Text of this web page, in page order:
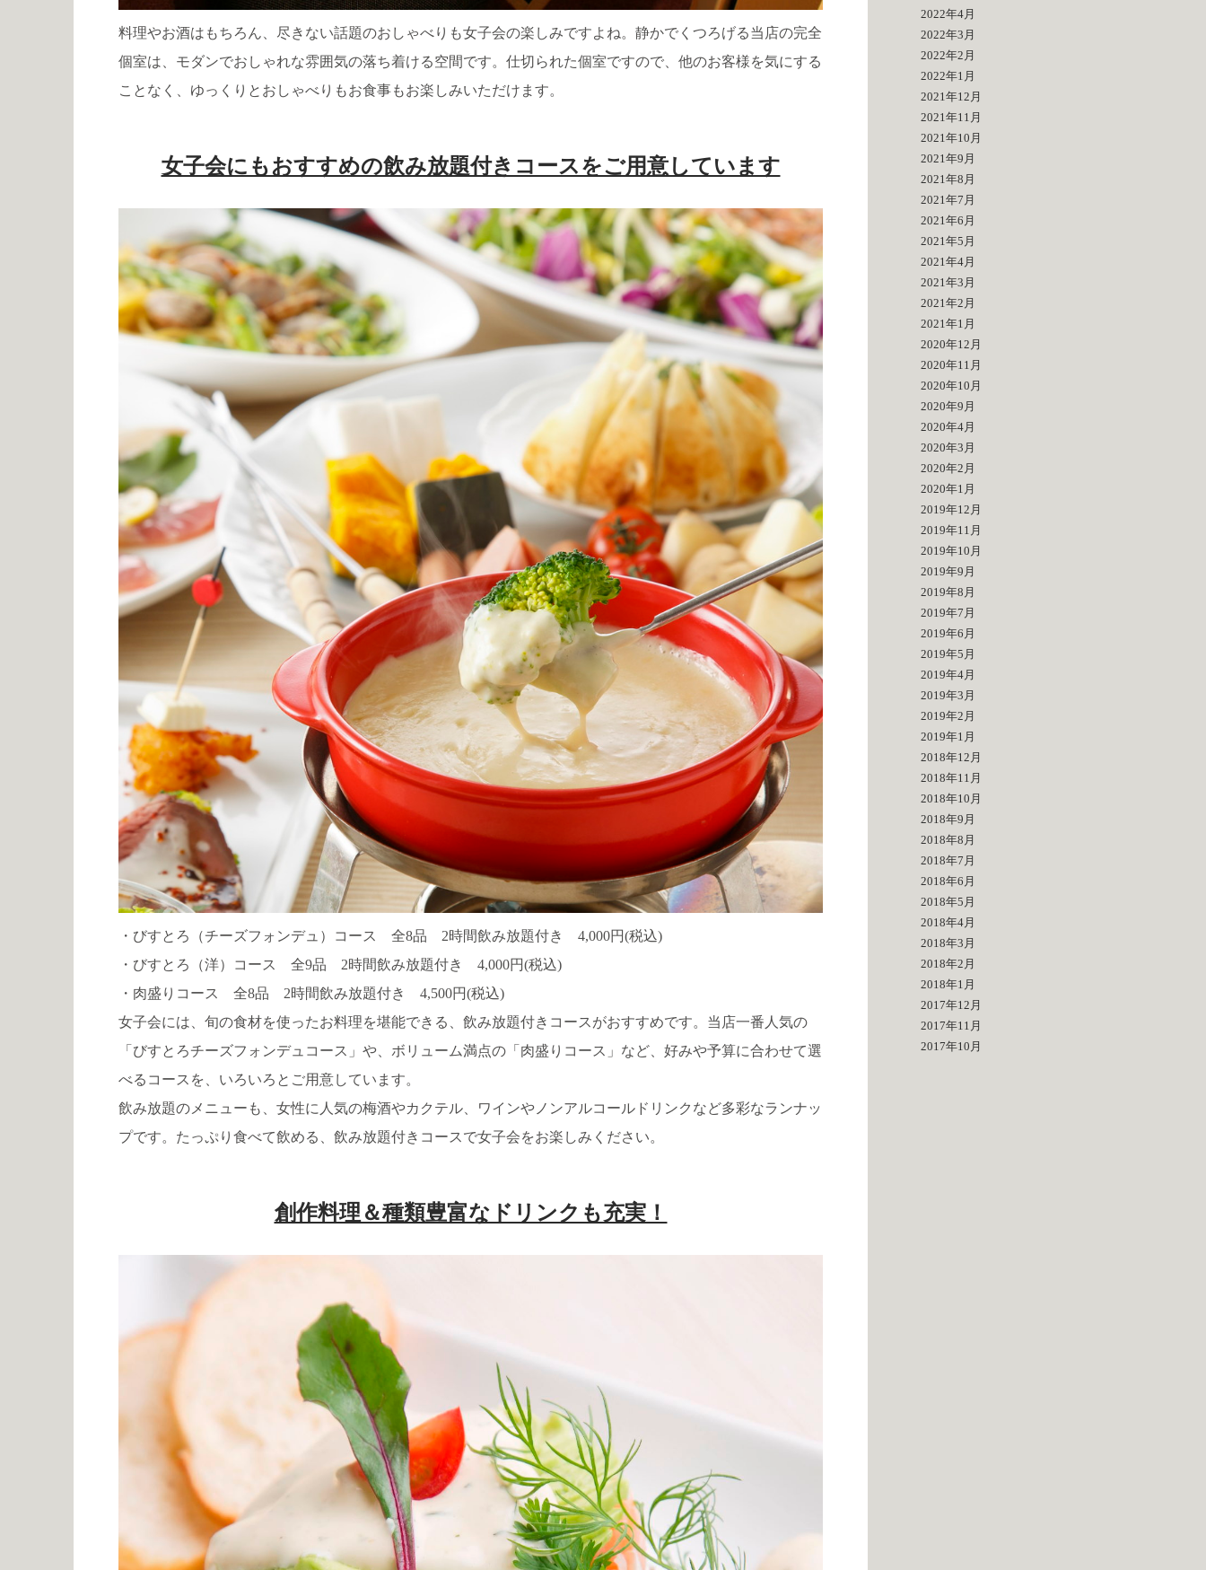
料理やお酒はもちろん、尽きない話題のおしゃべりも女子会の楽しみですよね。静かでくつろげる当店の完全
個室は、モダンでおしゃれな雰囲気の落ち着ける空間です。仕切られた個室ですので、他のお客様を気にする
ことなく、ゆっくりとおしゃべりもお食事もお楽しみいただけます。
女子会にもおすすめの飲み放題付きコースをご用意しています
・ びすとろ（チーズフォンデュ）コース 全8品 2時間飲み放題付き 4,000円(税込)
・ びすとろ（洋）コース 全9品 2時間飲み放題付き 4,000円(税込)
・肉盛りコース 全8品 2時間飲み放題付き 4,500円(税込)
女子会には、旬の食材を使ったお料理を堪能できる、飲み放題付きコースがおすすめです。当店一番人気の
「びすとろチーズフォンデュコース」や、ボリューム満点の「肉盛りコース」など、好みや予算に合わせて選
べるコースを、いろいろとご用意しています。
飲み放題のメニューも、女性に人気の梅酒やカクテル、ワインやノンアルコールドリンクなど多彩なランナッ
プです。たっぷり食べて飲める、飲み放題付きコースで女子会をお楽しみください。
創作料理＆種類豊富なドリンクも充実！
2022年4月
2022年3月
2022年2月
2022年1月
2021年12月
2021年11月
2021年10月
2021年9月
2021年8月
2021年7月
2021年6月
2021年5月
2021年4月
2021年3月
2021年2月
2021年1月
2020年12月
2020年11月
2020年10月
2020年9月
2020年4月
2020年3月
2020年2月
2020年1月
2019年12月
2019年11月
2019年10月
2019年9月
2019年8月
2019年7月
2019年6月
2019年5月
2019年4月
2019年3月
2019年2月
2019年1月
2018年12月
2018年11月
2018年10月
2018年9月
2018年8月
2018年7月
2018年6月
2018年5月
2018年4月
2018年3月
2018年2月
2018年1月
2017年12月
2017年11月
2017年10月